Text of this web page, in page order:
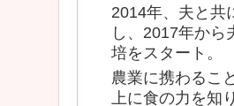
2014年、夫と共
し、2017年から
培をスタート。
農業に携わるこ
上に食の力を知